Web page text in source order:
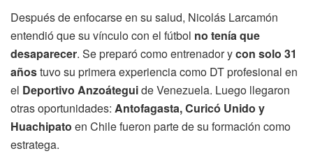
Después de enfocarse en su salud, Nicolás Larcamón
entendió que su vínculo con el fútbol no tenía que
desaparecer. Se preparó como entrenador ycon solo 31
añostuvo su primera experiencia como DT profesional en
el Deportivo Anzoáteguide Venezuela. Luego llegaron
otras oportunidades: Antofagasta, Curicó Unido y
Huachipato en Chile fueron parte de su formación como
estratega.